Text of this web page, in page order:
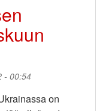
- 00:54
on